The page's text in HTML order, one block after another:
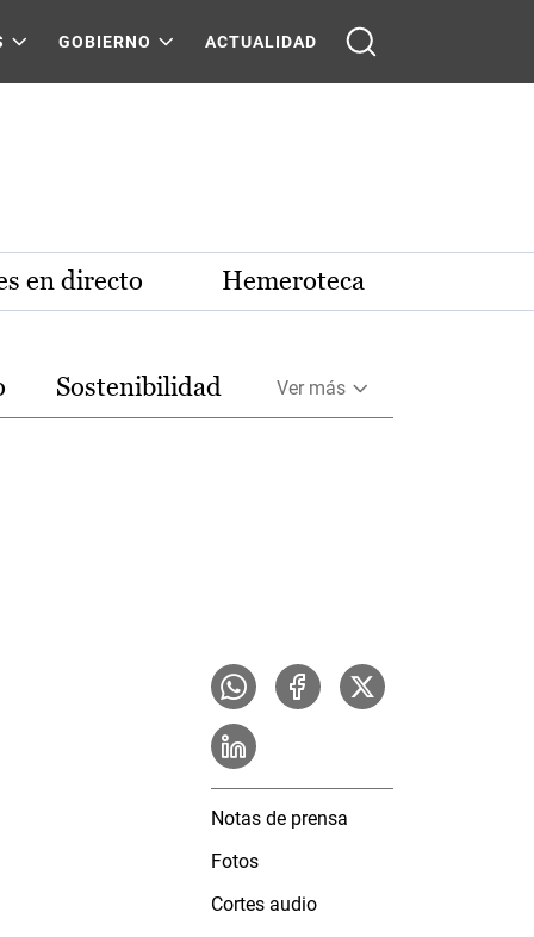
GOBIERNO ACTUALIDAD
en directo Hemeroteca
Sostenibilidad Ver más
Notas de prensa
Fotos
Cortes audio